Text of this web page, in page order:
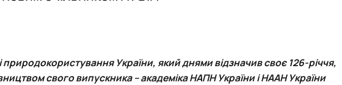
природокористування України, який днями відзначив своє 126-річчя,
свого випускника – академіка НАПН України і НААН України